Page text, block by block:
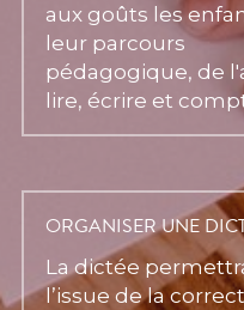
aux goûts les
leur parcours
pédagogique, de
lire, écrire et
ORGANISER UNE
La dictée
l’issue de la